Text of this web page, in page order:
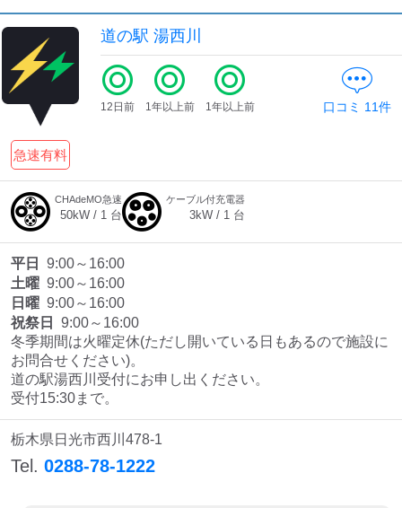
道の駅 湯西川
急速有料
12日前 1年以上前 1年以上前 口コミ 11件
CHAdeMO急速
50kW / 1 台
ケーブル付充電器
3kW / 1 台
平日
9:00～16:00
土曜 9:00～16:00
日曜 9:00～16:00
祝祭日
9:00～16:00
冬季期間は火曜定休(ただし開いている日もあるので施設に
お問合せください)。
道の駅湯西川受付にお申し出ください。
受付15:30まで。
栃木県日光市西川478-1
Tel. 0288-78-1222